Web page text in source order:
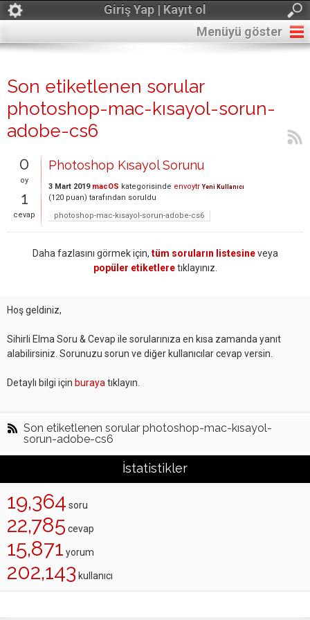
Giriş Yap | Kayıt ol
Menüyü göster
Son etiketlenen sorular
photoshop-mac-kısayol-sorun-
adobe-cs6
0
oy
1
cevap
Photoshop Kısayol Sorunu
3 Mart 2019 macOS kategorisinde envoytr Yeni Kullanıcı
(120 puan) tarafından soruldu
photoshop-mac-kısayol-sorun-adobe-cs6
Daha fazlasını görmek için, tüm soruların listesineveya
popüler etiketleretıklayınız.
Hoş geldiniz,
Sihirli Elma Soru & Cevap ile sorularınıza en kısa zamanda yanıt
alabilirsiniz. Sorunuzu sorun ve diğer kullanıcılar cevap versin.
Detaylı bilgi için buraya tıklayın.
Son etiketlenen sorular photoshop-mac-kısayol-
sorun-adobe-cs6
İstatistikler
19,364 soru
22,785 cevap
15,871 yorum
202,143 kullanıcı